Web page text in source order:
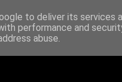
to deliver its services
performance and
abuse.